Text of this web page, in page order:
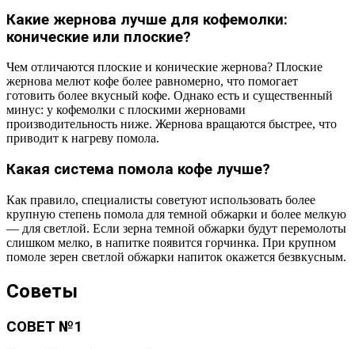
Какие жернова лучше для кофемолки:
конические или плоские?
Чем отличаются плоские и конические жернова? Плоские
жернова мелют кофе более равномерно, что помогает
готовить более вкусный кофе. Однако есть и существенный
минус: у кофемолки с плоскими жерновами
производительность ниже. Жернова вращаются быстрее, что
приводит к нагреву помола.
Какая система помола кофе лучше?
Как правило, специалисты советуют использовать более
крупную степень помола для темной обжарки и более мелкую
— для светлой. Если зерна темной обжарки будут перемолоты
слишком мелко, в напитке появится горчинка. При крупном
помоле зерен светлой обжарки напиток окажется безвкусным.
Советы
СОВЕТ №1